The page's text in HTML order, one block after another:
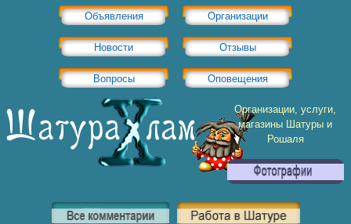
Объявления Организации
Новости Отзывы
Вопросы Оповещения
Организации, услуги,
магазины Шатуры и
Рошаля